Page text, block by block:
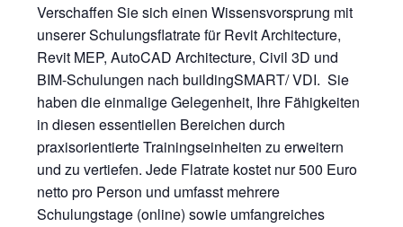
Verschaffen Sie sich einen Wissensvorsprung mit
unserer Schulungsflatrate für Revit Architecture,
Revit MEP, AutoCAD Architecture, Civil 3D und
BIM-Schulungen nach buildingSMART/ VDI. Sie
haben die einmalige Gelegenheit, Ihre Fähigkeiten
in diesen essentiellen Bereichen durch
praxisorientierte Trainingseinheiten zu erweitern
und zu vertiefen. Jede Flatrate kostet nur 500 Euro
netto pro Person und umfasst mehrere
Schulungstage (online) sowie umfangreiches